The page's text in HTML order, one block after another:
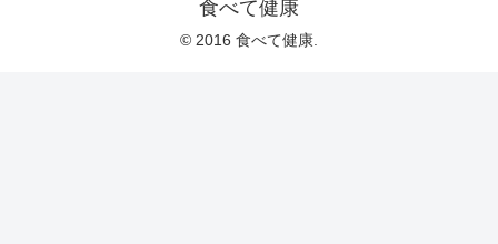
食べて健康
© 2016 食べて健康.